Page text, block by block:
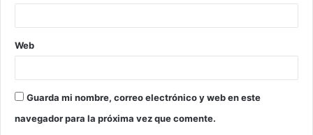
Web
Guarda mi nombre, correo electrónico y web en este
navegador para la próxima vez que comente.